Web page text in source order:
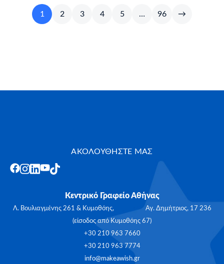
1 2 3 4 5 … 96 →
ΑΚΟΛΟΥΘΗΣΤΕ ΜΑΣ
Κεντρικό Γραφείο Αθήνας
Λ. Βουλιαγμένης 261 & Κυμοθόης, Αγ. Δημήτριος, 17 236
(είσοδος από Κυμοθόης 67)
+30 210 963 7660
+30 210 963 7774
info@makeawish.gr